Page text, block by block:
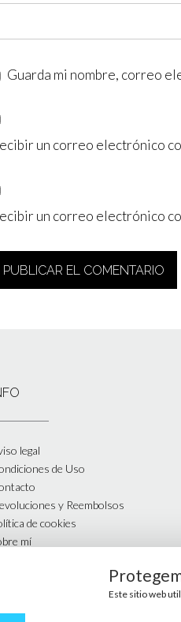
Guarda mi nombre, correo
un correo electrónico
un correo electrónico
legal
de Uso
y Reembolsos
de cookies
mí
Este sitio web